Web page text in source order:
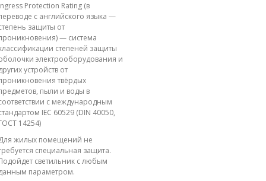
Protection Rating (в
с английского языка —
защиты от
— система
степеней защиты
электрооборудования и
устройств от
твёрдых
пыли и воды в
с международным
IEC 60529 (DIN 40050,
14254)
жилых помещений не
специальная защита.
светильник с любым
параметром.